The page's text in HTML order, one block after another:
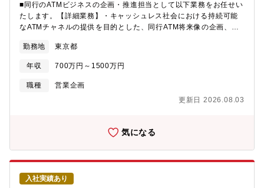
新規リード獲得の為のプロモーション訴求検討やコミュニケーシ
ョン設計■事業課題解決プロジェクト（事業部内横断）への参加、
運営・事業拡大を目的とした上流方針の策定及び全体発信・上流
方針に基づいた各種プロジェクトの素案立案・セールス・カスタ
クトの推進・効果検証【ポジションの魅力】■事業成長の「中枢」
は、事業全体の成長を多角的に推進する要です。新規顧客獲得か
らブランド価値向上まで、幅広い事業領域で戦略を立案。リサー
感じられる、まさに事業の中枢を担うポジションです。■「仮説検
トや顧客ヒアリングなどを通じて戦略を磨き上げ、営業やプロモ
■同行のATMビジネスの企画・推進担当として以下業務をお任せい
たします。【詳細業務】・キャッシュレス社会における持続可能
なATMチャネルの提供を目的とした、同行ATM将来像の企画、個
ャネル戦略の企画、推進ー★・年間5億件の利用件数がある三菱
UFJ銀行ATMのネットワーク戦略（新設、移転、廃止）の企画、
推進※入社後すぐは★印がついている業務を担当頂くことを想定
していますが、最終的には全てのラインに関与できることを想定
チャネルGr 約15名 ★今回の配属先を想定しております。20代
です。ー店舗企画Gr【部署ミッション】キャッシュレス社会とな
りATM使用が減っていく想定の中、10年後のATMの在り方を考え
ております。社会インフラとして持続可能なATM事業を継続する
ために、今後何をしていくべきか企画・推進することがミッショ
ンとなります。【主な関係者】事務企画部、総務部、MUIT、ATM
提携各行・各社、コンビニATM各社【採用背景】当社は社会イン
勤務地 東京都
年収 700万円～1500万円
職種
営業企画
更新日 2026.08.03
気になる
入社実績あり